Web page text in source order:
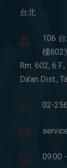
台北
106
樓602
Rm. 602, 6
Da'an Dist.,
02-
09:00